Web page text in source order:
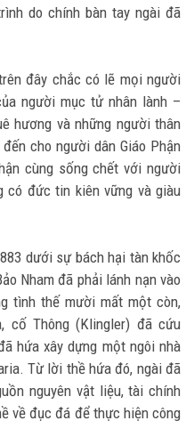
do chính bàn tay ngài đã
đây chắc có lẽ mọi người
người mục tử nhân lành –
hương và những người thân
cho người dân Giáo Phận
cùng sống chết với người
có đức tin kiên vững và giàu
dưới sự bách hại tàn khốc
Nham đã phải lánh nạn vào
tình thế mười mất một còn,
cố Thông (Klingler) đã cứu
hứa xây dựng một ngôi nhà
Từ lời thề hứa đó, ngài đã
nguyên vật liệu, tài chính
về đục đá để thực hiện công